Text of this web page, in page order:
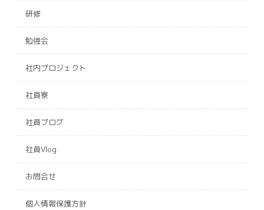
研修
勉強会
社内プロジェクト
社員寮
社員ブログ
社員Vlog
お問合せ
個人情報保護方針